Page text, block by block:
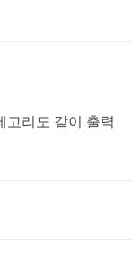
고리도 같이 출력